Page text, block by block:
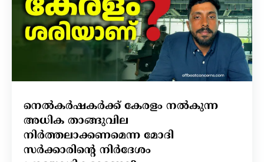
നെൽകർഷകർക്ക് കേരളം നൽകുന്ന
അധിക താങ്ങുവില
നിർത്തലാക്കണമെന്ന മോദി
സർക്കാരിന്റെ നിർദേശം